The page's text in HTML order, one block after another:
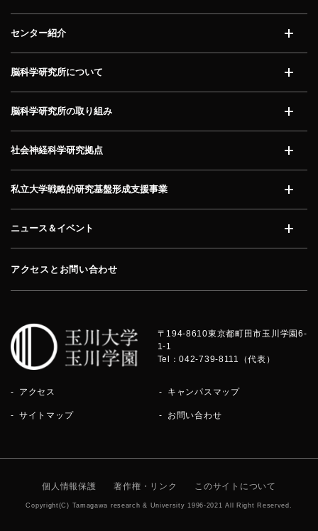
センター紹介
脳科学研究所について
脳科学研究所の取り組み
社会神経科学研究拠点
私立大学戦略的研究基盤形成支援事業
ニュース＆イベント
アクセスとお問い合わせ
〒194-8610東京都町田市玉川学園6-
1-1
Tel：042-739-8111（代表）
アクセス キャンパスマップ
サイトマップ お問い合わせ
個人情報保護 著作権・リンク このサイトについて
Copyright(C) Tamagawa research & University 1996-2021 All Right Reserved.